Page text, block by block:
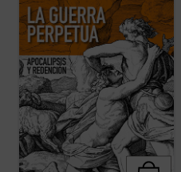
humanidad y podemos sospechar que lo
seguirá siendo? ¿Por qué la actividad ...
(ver ficha)